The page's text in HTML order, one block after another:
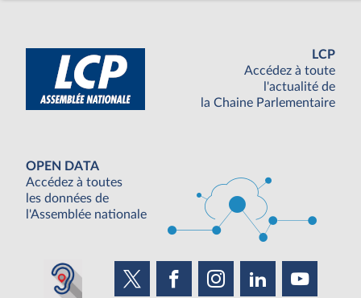
LCP
Accédez à toute
l'actualité de
la Chaine Parlementaire
OPEN DATA
Accédez à toutes
les données de
l'Assemblée nationale